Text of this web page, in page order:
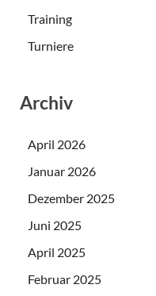
Training
Turniere
Archiv
April 2026
Januar 2026
Dezember 2025
Juni 2025
April 2025
Februar 2025